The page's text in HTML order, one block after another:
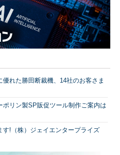
れた勝田断裁機、14社のお客さま
ポリン製SP販促ツール制作ご案内は
!（株）ジェイエンタープライズ